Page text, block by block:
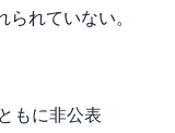
れていない。
もに非公表